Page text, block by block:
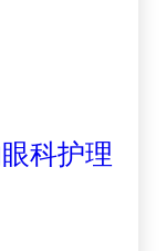
科护理